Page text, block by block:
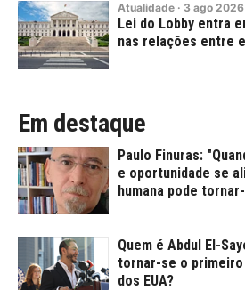
Atualidade · 3 ago 2026
Lei do Lobby entra
nas relações entre
Em destaque
Paulo Finuras:
e oportunidade se
humana pode
Quem é Abdul El-
tornar-se o primeiro
dos EUA?